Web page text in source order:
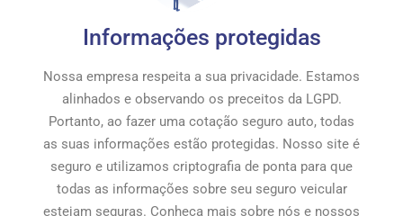
Informações protegidas
Nossa empresa respeita a sua privacidade. Estamos
alinhados e observando os preceitos da LGPD.
Portanto, ao fazer uma cotação seguro auto, todas
as suas informações estão protegidas. Nosso site é
seguro e utilizamos criptografia de ponta para que
todas as informações sobre seu seguro veicular
estejam seguras. Conheça mais sobre nós e nossos